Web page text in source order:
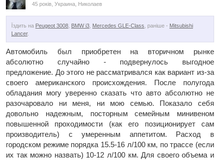
45 років, Украина, Николаев
Їздить на Peugeot 3008 BMW i3 Mercedes GLE-Class , раніше - Mitsubishi
Lancer.
Автомобиль был приобретен на вторичном рынке
абсолютно случайно - подвернулось выгодное
предложение. До этого не рассматривался как вариант из-за
своего американского происхождения. После полугода
обладания могу уверенно сказать что авто абсолютно не
разочаровало ни меня, ни мою семью. Показало себя
довольно надежным, посторным семейным минивеном
повышенной проходимости (как его позиционирует сам
производитель) с умеренным аппетитом. Расход в
городском режиме порядка 15.5-16 л/100 км, по трассе (если
их так можно назвать) 10-12 л/100 км. Для своего объема и